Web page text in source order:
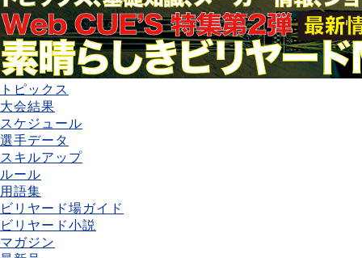
トピックス
大会結果
スケジュール
選手データ
スキルアップ
ルール
用語集
ビリヤード場ガイド
ビリヤード小説
マガジン